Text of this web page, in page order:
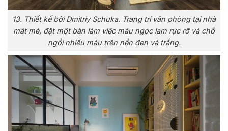
13. Thiết kế bởi Dmitriy Schuka. Trang trí văn phòng tại nhà
mát mẻ, đặt một bàn làm việc màu ngọc lam rực rỡ và chỗ
ngồi nhiều màu trên nền đen và trắng.